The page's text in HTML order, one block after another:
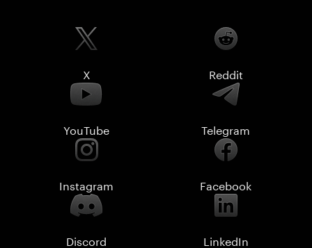
X Reddit
YouTube Telegram
Instagram Facebook
Discord LinkedIn